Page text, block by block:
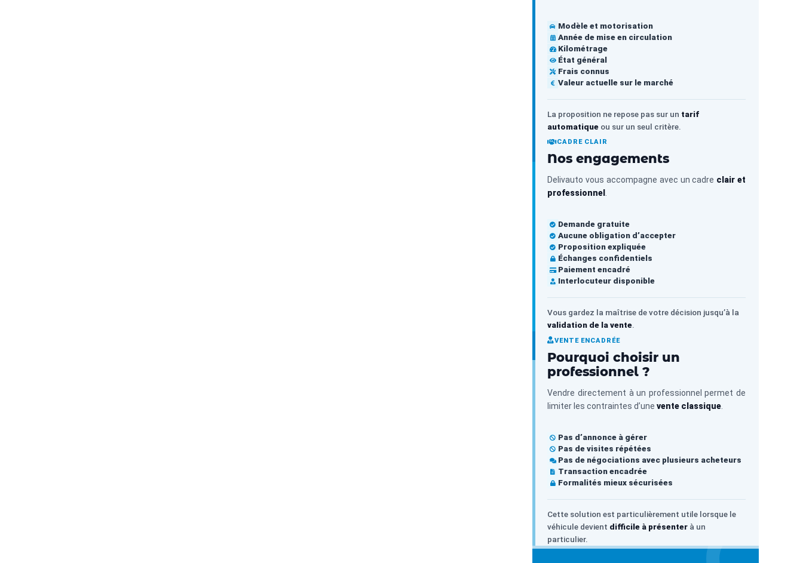
Modèle et motorisation
Année de mise en circulation
Kilométrage
État général
Frais connus
Valeur actuelle sur le marché
La proposition ne repose pas sur un tarif
automatique ou sur un seul critère.
CADRE CLAIR
Nos engagements
Delivauto vous accompagne avec un cadre clair et
professionnel
Demande gratuite
Aucune obligation d’accepter
Proposition expliquée
Échanges confidentiels
Paiement encadré
Interlocuteur disponible
Vous gardez la maîtrise de votre décision jusqu’à la
validation de la vente
VENTE ENCADRÉE
Pourquoi choisir un
professionnel ?
Vendre directement à un professionnel permet de
limiter les contraintes d’unevente classique
Pas d’annonce à gérer
Pas de visites répétées
Pas de négociations avec plusieurs acheteurs
Transaction encadrée
Formalités mieux sécurisées
Cette solution est particulièrement utile lorsque le
véhicule devient difficile à présenter à un
particulier.